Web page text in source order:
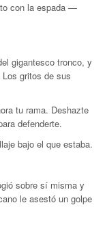
con la espada —
gigantesco tronco, y
gritos de sus
tu rama. Deshazte
defenderte.
bajo el que estaba.
sobre sí misma y
le asestó un golpe